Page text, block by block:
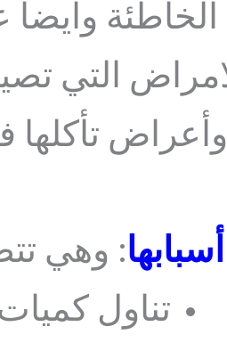
الخاطئة
التي
تأكلها
أسبابها: وهي
تناول